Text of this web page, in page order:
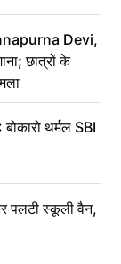
Devi,
छात्रों के
थर्मल SBI
पलटी स्कूली वैन,